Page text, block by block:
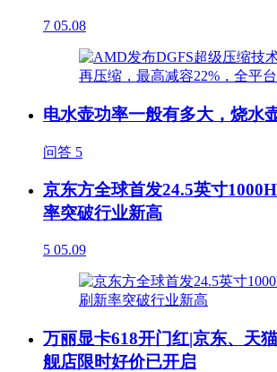
7 05.08
电水壶功率一般有多大，烧水
问答 5
京东方全球首发24.5英寸
率突破行业新高
5 05.09
万丽显卡618开门红|京东、天
舰店限时好价已开启